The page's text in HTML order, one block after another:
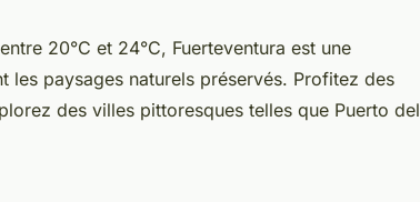
20°C et 24°C, Fuerteventura est une
paysages naturels préservés. Profitez des
des villes pittoresques telles que Puerto del